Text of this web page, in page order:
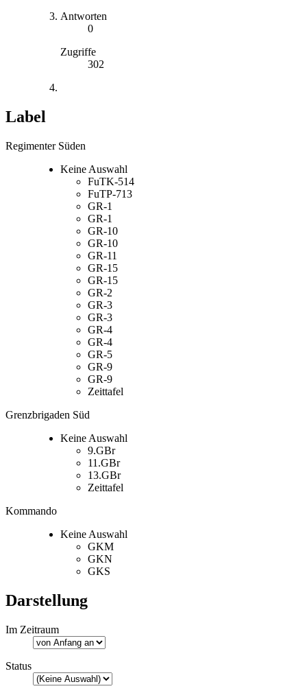
Antworten
0
Zugriffe
302
Label
Regimenter Süden
Keine Auswahl
FuTK-514
FuTP-713
GR-1
GR-1
GR-10
GR-10
GR-11
GR-15
GR-15
GR-2
GR-3
GR-3
GR-4
GR-4
GR-5
GR-9
GR-9
Zeittafel
Grenzbrigaden Süd
Keine Auswahl
9.GBr
11.GBr
13.GBr
Zeittafel
Kommando
Keine Auswahl
GKM
GKN
GKS
Darstellung
Im Zeitraum
Status